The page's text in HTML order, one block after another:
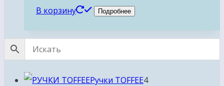
В корзину Подробнее
Ручки TOFFEE44